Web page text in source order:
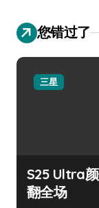
您错过了
三星
S25 Ultra
翻全场